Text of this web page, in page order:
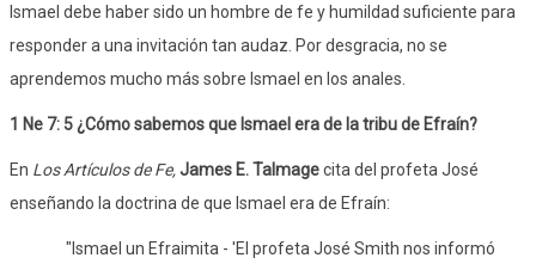
Ismael debe haber sido un hombre de fe y humildad suficiente para
responder a una invitación tan audaz. Por desgracia, no se
aprendemos mucho más sobre Ismael en los anales.
1 Ne 7: 5 ¿Cómo sabemos que Ismael era de la tribu de Efraín?
En Los Artículos de Fe,James E. Talmagecita del profeta José
enseñando la doctrina de que Ismael era de Efraín:
"Ismael un Efraimita - 'El profeta José Smith nos informó